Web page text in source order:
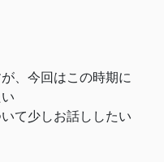
、今回はこの時期に
て少しお話ししたい